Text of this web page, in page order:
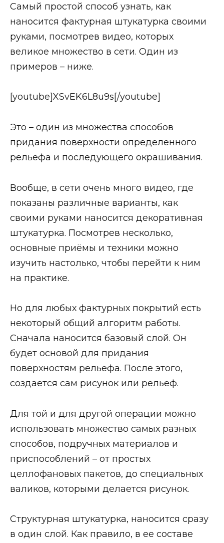
Самый простой способ узнать, как
наносится фактурная штукатурка своими
руками, посмотрев видео, которых
великое множество в сети. Один из
примеров – ниже.
[youtube]XSvEK6L8u9s[/youtube]
Это – один из множества способов
придания поверхности определенного
рельефа и последующего окрашивания.
Вообще, в сети очень много видео, где
показаны различные варианты, как
своими руками наносится декоративная
штукатурка. Посмотрев несколько,
основные приёмы и техники можно
изучить настолько, чтобы перейти к ним
на практике.
Но для любых фактурных покрытий есть
некоторый общий алгоритм работы.
Сначала наносится базовый слой. Он
будет основой для придания
поверхностям рельефа. После этого,
создается сам рисунок или рельеф.
Для той и для другой операции можно
использовать множество самых разных
способов, подручных материалов и
приспособлений – от простых
целлофановых пакетов, до специальных
валиков, которыми делается рисунок.
Структурная штукатурка, наносится сразу
в один слой. Как правило, в ее составе